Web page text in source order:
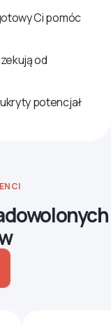
Ci pomóc
od
potencjał